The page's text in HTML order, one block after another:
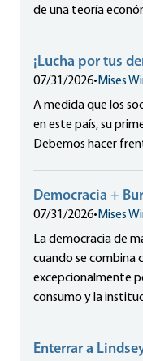
de una teoría
¡Lucha por tus
07/31/2026• Mises
A medida que los
en este país, su
Debemos hacer
Democracia +
07/31/2026• Mises
La democracia de
cuando se combina
excepcionalmente
consumo y la
Enterrar a